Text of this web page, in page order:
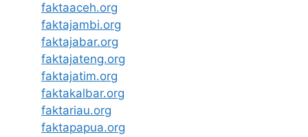
faktaaceh.org
faktajambi.org
faktajabar.org
faktajateng.org
faktajatim.org
faktakalbar.org
faktariau.org
faktapapua.org